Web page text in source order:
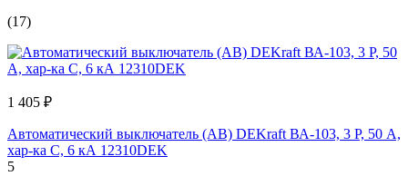
(17)
1 405 ₽
Автоматический выключатель (АВ) DEKraft ВА-103, 3 Р, 50 А,
хар-ка C, 6 кА 12310DEK
5